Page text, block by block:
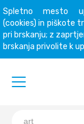
Spletno mesto
(cookies) in piškote
pri brskanju; z
brskanja privolite k